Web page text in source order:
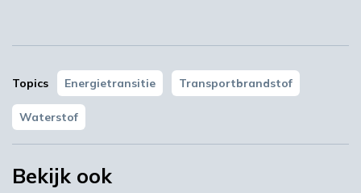
Topics Energietransitie Transportbrandstof
Waterstof
Bekijk ook